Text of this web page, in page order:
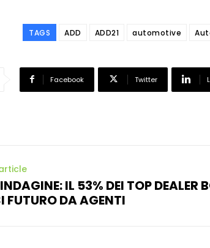
TAGS ADD ADD21 automotive
Facebook Twitter
IL 53% DEI TOP DEALER
FUTURO DA AGENTI